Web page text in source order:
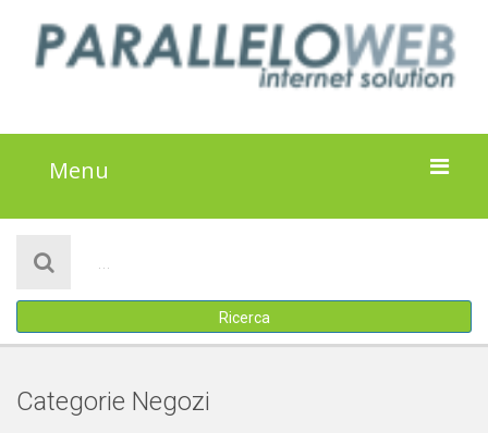
Menu
ATTIVITÀ
IL PROGETTO
Ricerca
Categorie Negozi